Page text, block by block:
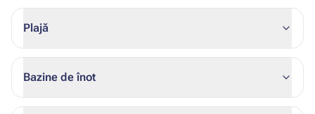
Plajă
Bazine de înot